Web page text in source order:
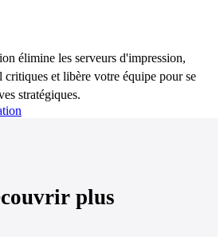
élimine les serveurs d'impression,
critiques et libère votre équipe pour se
stratégiques.
plus